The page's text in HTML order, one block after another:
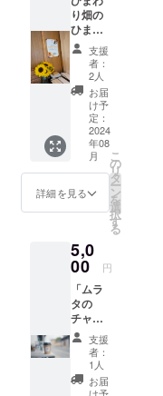
ろから始め
ました。
地域の活動
に関わりな
がら、地域
おこし協力
隊の任期後
も須坂市に
定住してお
り、仕事を
自分で立ち
思うように
なり、継続
定期にクラ
ウドファン
ディングで
プロジェク
トを立ち上
り畑の
ひまわ
り花束
をお渡
ししま
す。 ひ
まわり
は大小
10本程
度で花
束を作
る予定
です。
2023年
8月に須
チャレ
ンジ
ショッ
プの
「やま
じゅ
う」で3
日間限
OPEN
した花
支援
者：
2人
お届
け予
定：
2024
年08
月
詳細を見る
こ
の
リ
タ
ー
ン
を
選
択
す
る
5,0
00 円
「ムラ
タの
チャ
イ」の
チャイ
10杯チ
ケット
と感謝
支援
者：
1人
お届